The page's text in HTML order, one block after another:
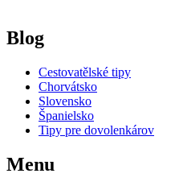
Blog
Cestovatělské tipy
Chorvátsko
Slovensko
Španielsko
Tipy pre dovolenkárov
Menu